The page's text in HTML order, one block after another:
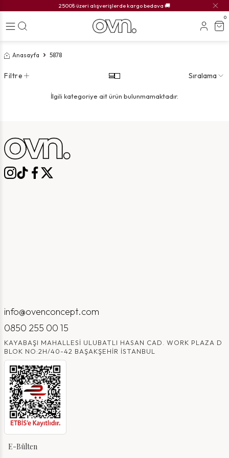
2500₺ üzeri alışverişlerde kargo bedava 🚚
0
Anasayfa 5878
Filtre Sıralama
İlgili kategoriye ait ürün bulunmamaktadır.
info@ovenconcept.com
0850 255 00 15
KAYABAŞI MAHALLESI ULUBATLI HASAN CAD. WORK PLAZA D
BLOK NO:2H/40-42 BAŞAKŞEHIR İSTANBUL
E-Bülten